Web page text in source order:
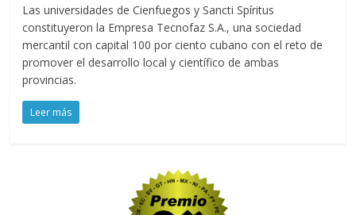
Las universidades de Cienfuegos y Sancti Spíritus
constituyeron la Empresa Tecnofaz S.A., una sociedad
mercantil con capital 100 por ciento cubano con el reto de
promover el desarrollo local y científico de ambas
provincias.
Leer más